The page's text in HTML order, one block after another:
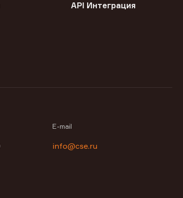
API Интеграция
E-mail
info@cse.ru